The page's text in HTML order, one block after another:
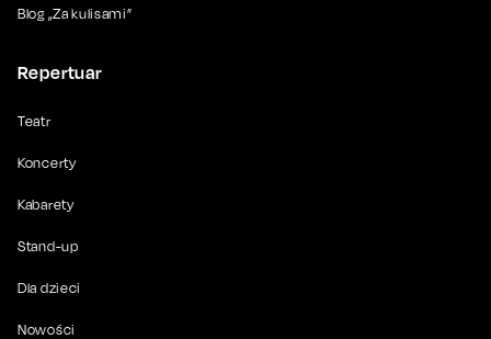
Blog „Za kulisami”
Repertuar
Teatr
Koncerty
Kabarety
Stand-up
Dla dzieci
Nowości